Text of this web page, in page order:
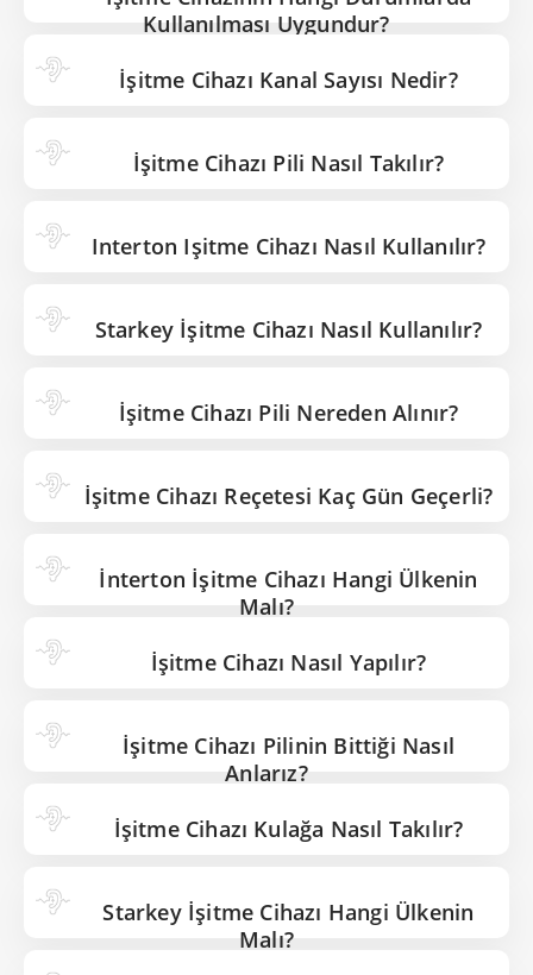
Kullanılması Uygundur?
İşitme Cihazı Kanal Sayısı Nedir?
İşitme Cihazı Pili Nasıl Takılır?
Interton Işitme Cihazı Nasıl Kullanılır?
Starkey İşitme Cihazı Nasıl Kullanılır?
İşitme Cihazı Pili Nereden Alınır?
İşitme Cihazı Reçetesi Kaç Gün Geçerli?
İnterton İşitme Cihazı Hangi Ülkenin
Malı?
İşitme Cihazı Nasıl Yapılır?
İşitme Cihazı Pilinin Bittiği Nasıl
Anlarız?
İşitme Cihazı Kulağa Nasıl Takılır?
Starkey İşitme Cihazı Hangi Ülkenin
Malı?